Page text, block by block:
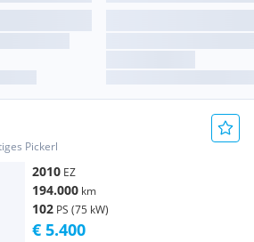
Pickerl
2010 EZ
194.000 km
102 PS (75 kW)
€ 5.400